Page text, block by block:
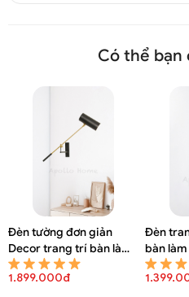
Có thể bạn
Đèn tường đơn giản
Decor trang trí bàn làm
việc DGT 8154A
1.899.000đ
Đèn
bàn làm